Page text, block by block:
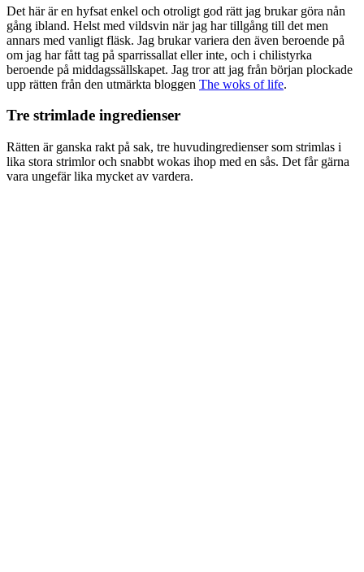
Det här är en hyfsat enkel och otroligt god rätt jag brukar göra nån
gång ibland. Helst med vildsvin när jag har tillgång till det men
annars med vanligt fläsk. Jag brukar variera den även beroende på
om jag har fått tag på sparrissallat eller inte, och i chilistyrka
beroende på middagssällskapet. Jag tror att jag från början plockade
upp rätten från den utmärkta bloggen The woks of life.
Tre strimlade ingredienser
Rätten är ganska rakt på sak, tre huvudingredienser som strimlas i
lika stora strimlor och snabbt wokas ihop med en sås. Det får gärna
vara ungefär lika mycket av vardera.